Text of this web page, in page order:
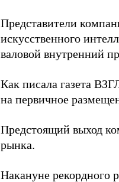
Представители
искусственного
валовой внутренний
Как писала газета
на первичное
Предстоящий выход
рынка.
Накануне рекордного